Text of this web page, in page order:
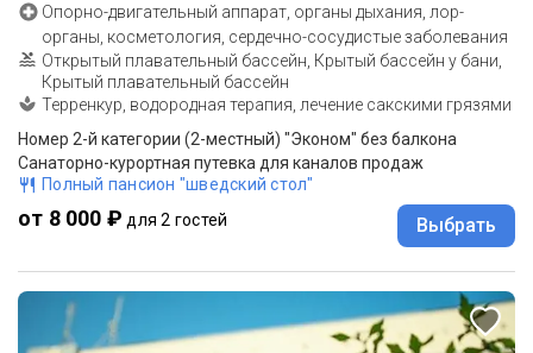
Опорно-двигательный аппарат, органы дыхания, лор-
органы, косметология, сердечно-сосудистые заболевания
Открытый плавательный бассейн, Крытый бассейн у бани,
Крытый плавательный бассейн
Терренкур, водородная терапия, лечение сакскими грязями
Номер 2-й категории (2-местный) "Эконом" без балкона
Санаторно-курортная путевка для каналов продаж
Полный пансион "шведский стол"
от 8 000 ₽ для 2 гостей Выбрать